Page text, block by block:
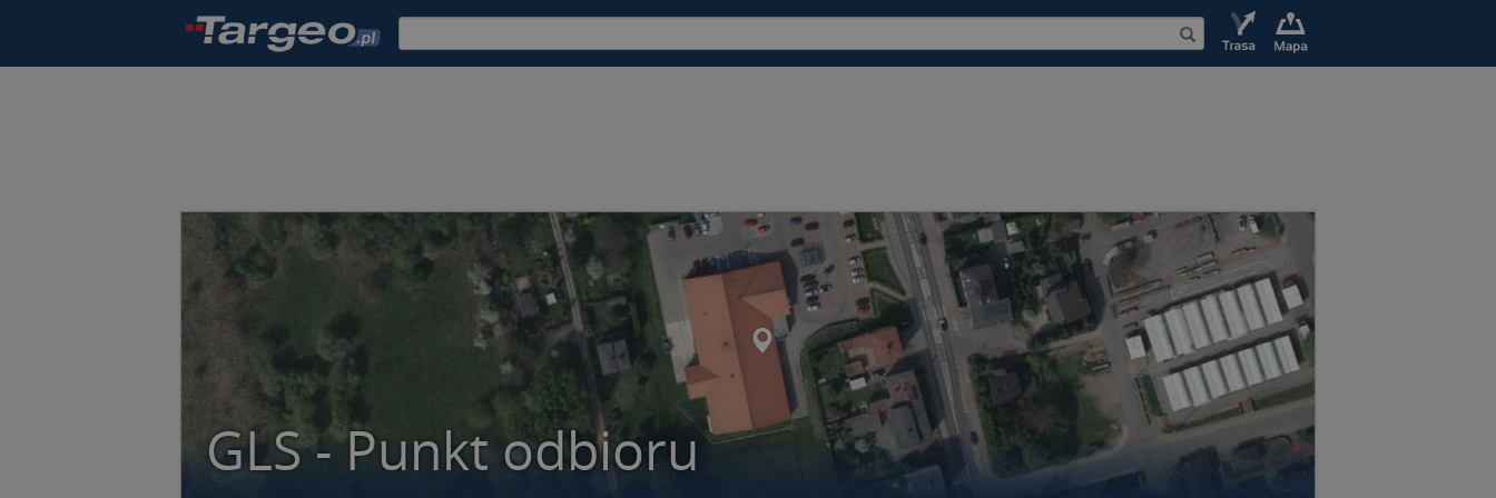
GLS - Punkt odbioru